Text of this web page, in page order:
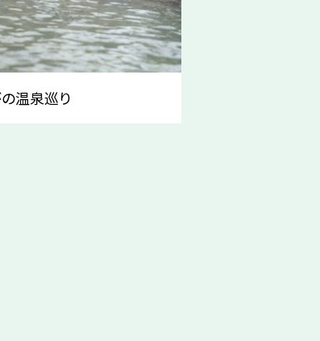
の温泉巡り